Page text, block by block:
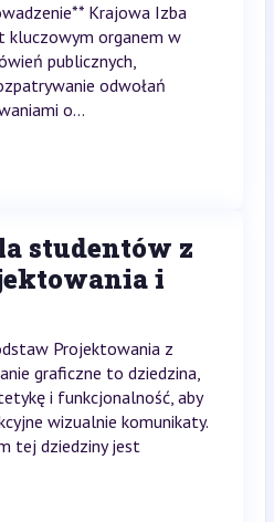
Krajowa Izba
kluczowym organem w
publicznych,
odwołań
o...
studentów z
i
Projektowania z
graficzne to dziedzina,
i funkcjonalność, aby
wizualnie komunikaty.
tej dziedziny jest